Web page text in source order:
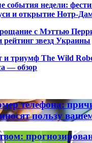
события недели:
и открытие Нотр-
с Мэттью
звезд Украины
триумф The Wild
— обзор
телефона:
пользу